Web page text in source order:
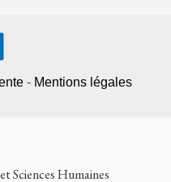
- Mentions légales
Sciences Humaines